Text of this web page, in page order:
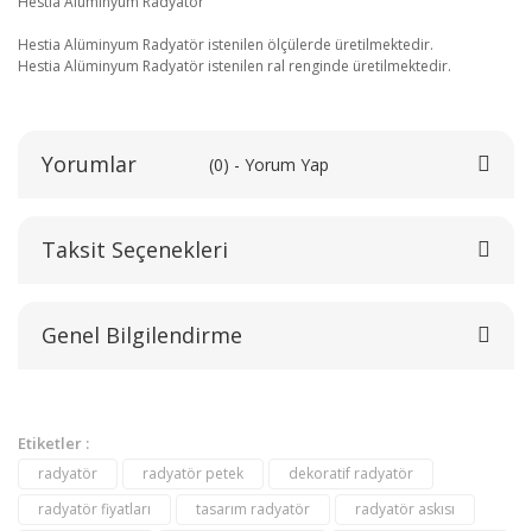
Hestia Alüminyum Radyatör istenilen ölçülerde üretilmektedir.
Hestia Alüminyum Radyatör istenilen ral renginde üretilmektedir.
Yorumlar (0) - Yorum Yap
Bu ürüne ilk yorumu siz yapın!
Yorum Yaz
Taksit Seçenekleri
Genel Bilgilendirme
Etiketler :
radyatör radyatör petek
dekoratif radyatör
radyatör fiyatları
tasarım radyatör
radyatör askısı